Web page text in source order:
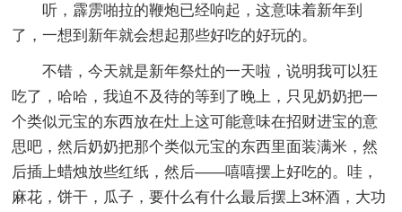
听，霹雳啪拉的鞭炮已经响起，这意味着新年到
了，一想到新年就会想起那些好吃的好玩的。
不错，今天就是新年祭灶的一天啦，说明我可以狂
吃了，哈哈，我迫不及待的等到了晚上，只见奶奶把一
个类似元宝的东西放在灶上这可能意味在招财进宝的意
思吧，然后奶奶把那个类似元宝的东西里面装满米，然
后插上蜡烛放些红纸，然后——嘻嘻摆上好吃的。哇，
麻花，饼干，瓜子，要什么有什么最后摆上3杯酒，大功